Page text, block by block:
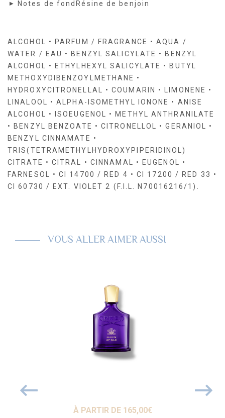
Notes de fond Résine de benjoin
ALCOHOL • PARFUM / FRAGRANCE • AQUA /
WATER / EAU • BENZYL SALICYLATE • BENZYL
ALCOHOL • ETHYLHEXYL SALICYLATE • BUTYL
METHOXYDIBENZOYLMETHANE •
HYDROXYCITRONELLAL • COUMARIN • LIMONENE •
LINALOOL • ALPHA-ISOMETHYL IONONE • ANISE
ALCOHOL • ISOEUGENOL • METHYL ANTHRANILATE
• BENZYL BENZOATE • CITRONELLOL • GERANIOL •
BENZYL CINNAMATE •
TRIS(TETRAMETHYLHYDROXYPIPERIDINOL)
CITRATE • CITRAL • CINNAMAL • EUGENOL •
FARNESOL • CI 14700 / RED 4 • CI 17200 / RED 33 •
CI 60730 / EXT. VIOLET 2 (F.I.L. N70016216/1).
VOUS ALLER AIMER AUSSI
À PARTIR DE 165,00€